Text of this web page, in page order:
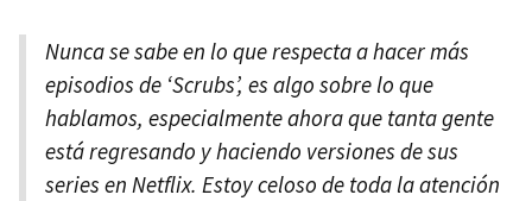
Nunca se sabe en lo que respecta a hacer más
episodios de ‘Scrubs’, es algo sobre lo que
hablamos, especialmente ahora que tanta gente
está regresando y haciendo versiones de sus
series en Netflix. Estoy celoso de toda la atención